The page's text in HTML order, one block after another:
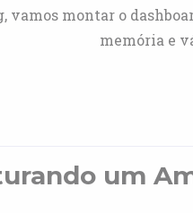
vamos montar o
memória e
um